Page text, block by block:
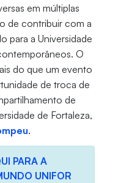
em múltiplas
de contribuir com a
para a Universidade
O
do que um evento
de troca de
de
de Fortaleza,
.
PARA A
UNIFOR